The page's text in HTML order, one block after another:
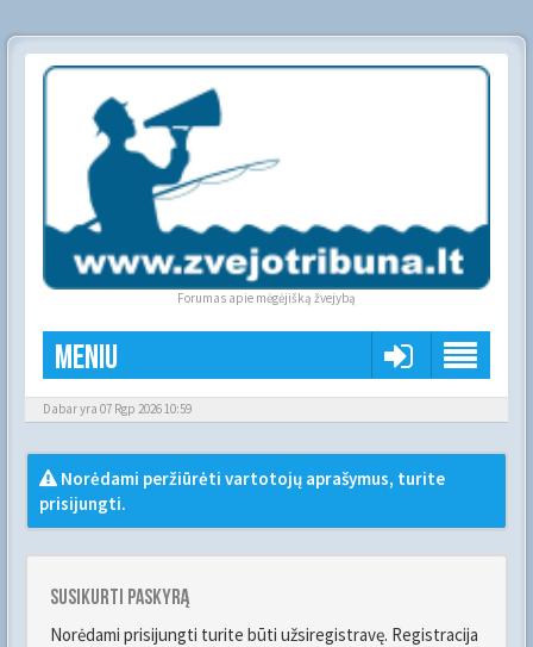
Forumas apie mėgėjišką žvejybą
Meniu
Dabar yra 07 Rgp 2026 10:59
Norėdami peržiūrėti vartotojų aprašymus, turite
prisijungti.
Susikurti paskyrą
Norėdami prisijungti turite būti užsiregistravę. Registracija